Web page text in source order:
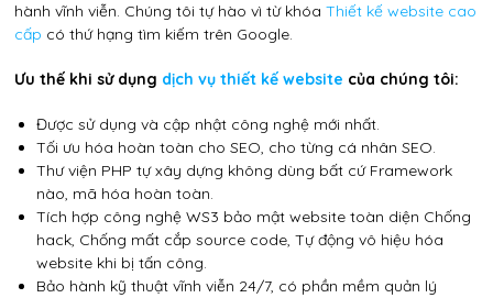
hành vĩnh viễn. Chúng tôi tự hào vì từ khóaThiết kế website cao
cấp có thứ hạng tìm kiếm trên Google.
Ưu thế khi sử dụng dịch vụ thiết kế website của chúng tôi:
Được sử dụng và cập nhật công nghệ mới nhất.
Tối ưu hóa hoàn toàn cho SEO, cho từng cá nhân SEO.
Thư viện PHP tự xây dựng không dùng bất cứ Framework
nào, mã hóa hoàn toàn.
Tích hợp công nghệ WS3 bảo mật website toàn diện Chống
hack, Chống mất cắp source code, Tự động vô hiệu hóa
website khi bị tấn công.
Bảo hành kỹ thuật vĩnh viễn 24/7, có phần mềm quản lý